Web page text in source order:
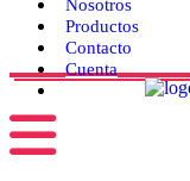
Nosotros
Productos
Contacto
Cuenta